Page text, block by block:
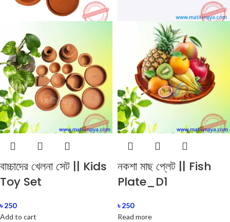
বাচ্চাদের খেলনা সেট || Kids
Toy Set
৳250
Add to cart
নকশা মাছ প্লেট || Fish
Plate_D1
৳250
Read more